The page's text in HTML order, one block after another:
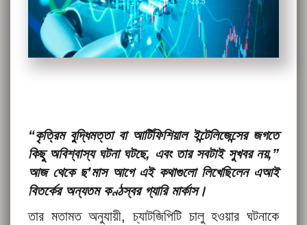
“কৃত্রিম বুদ্ধিমত্তা বা আর্টিফিশিয়াল ইন্টেলিজেন্সের জগতে
কিছু অবিশ্বাস্য ঘটনা ঘটছে, এবং তার সবটাই সুখবর নয়,”
আজ থেকে ছ’মাস আগে এই কথাগুলো লিখেছিলেন এআই
বিতর্কের অন্যতম কণ্ঠস্বর গ্যারি মার্কাস।
তার মতামত অনুযায়ী, চ্যাটজিপিটি চালু হওয়ার ঘটনাকে